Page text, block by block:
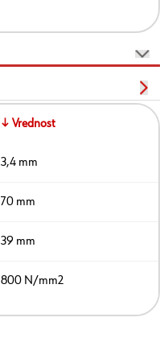
↓ Vrednost
3,4 mm
70 mm
39 mm
800 N/mm2